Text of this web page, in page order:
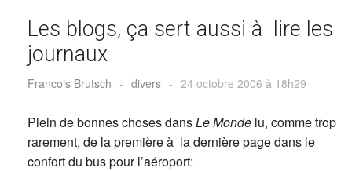
Les blogs, ça sert aussi à lire les
journaux
Francois Brutsch - divers - 24 octobre 2006 à 18h29
Plein de bonnes choses dansLe Monde lu, comme trop
rarement, de la première à la dernière page dans le
confort du bus pour l’aéroport: